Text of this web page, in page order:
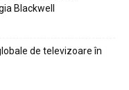
Blackwell
de televizoare în